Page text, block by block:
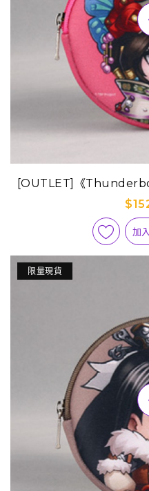
[OUTLET]《
版迷你
加
限量現貨